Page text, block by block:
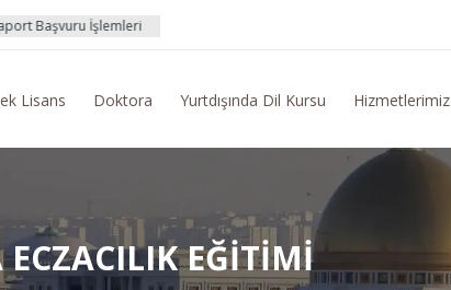
Yurtdışı Eğitim Konusunda Genel Bilgi Talep Ediyorum
Lisans Doktora Yurtdışında Dil Kursu Hizmetlerimiz
EĞITIMI